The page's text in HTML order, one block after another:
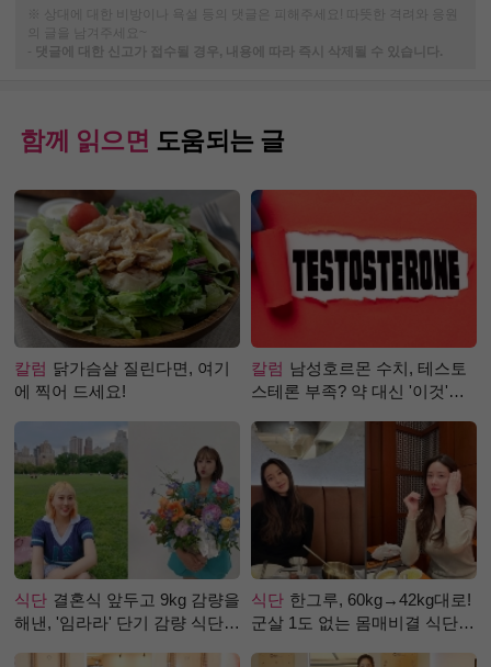
※ 상대에 대한 비방이나 욕설 등의 댓글은 피해주세요! 따뜻한 격려와 응원
의 글을 남겨주세요~
-
댓글에 대한 신고가 접수될 경우, 내용에 따라 즉시 삭제될 수 있습니다.
함께 읽으면 도움되는 글
칼럼 닭가슴살 질린다면, 여기
에 찍어 드세요!
칼럼 남성호르몬 수치, 테스토
스테론 부족? 약 대신 '이것'으
식단 결혼식 앞두고 9kg 감량을
해낸, '임라라' 단기 감량 식단
식단 한그루, 60kg→42kg대로!
군살 1도 없는 몸매비결 식단